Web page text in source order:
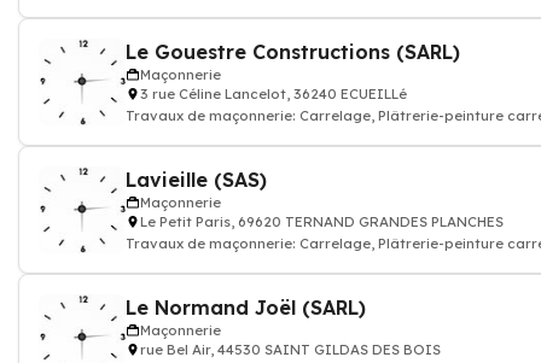
Le Gouestre Constructions (SARL)
Maçonnerie
3 rue Céline Lancelot, 36240 ECUEILLé
Travaux de maçonnerie: Carrelage, Plâtrerie-peinture
Lavieille (SAS)
Maçonnerie
Le Petit Paris, 69620 TERNAND GRANDES PLANCHES
Travaux de maçonnerie: Carrelage, Plâtrerie-peinture
Le Normand Joël (SARL)
Maçonnerie
rue Bel Air, 44530 SAINT GILDAS DES BOIS